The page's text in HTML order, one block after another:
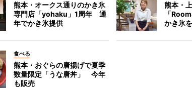
熊本・オークス通りのかき氷
専門店「yohaku」1周年 通
年でかき氷提供
熊本・
「
かき氷
食べる
熊本・おぐらの唐揚げで夏季
数量限定「うな唐丼」 今年
も販売